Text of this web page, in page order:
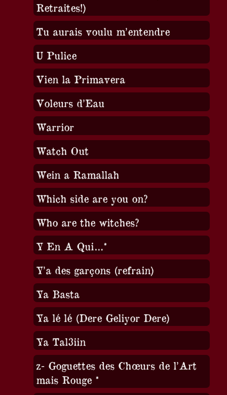
Retraites!)
Tu aurais voulu m’entendre
U Pulice
Vien la Primavera
Voleurs d’Eau
Warrior
Watch Out
Wein a Ramallah
Which side are you on?
Who are the witches?
Y En A Qui…*
Y’a des garçons (refrain)
Ya Basta
Ya lé lé (Dere Geliyor Dere)
Ya Tal3iin
z- Goguettes des Chœurs de l’Art
mais Rouge *